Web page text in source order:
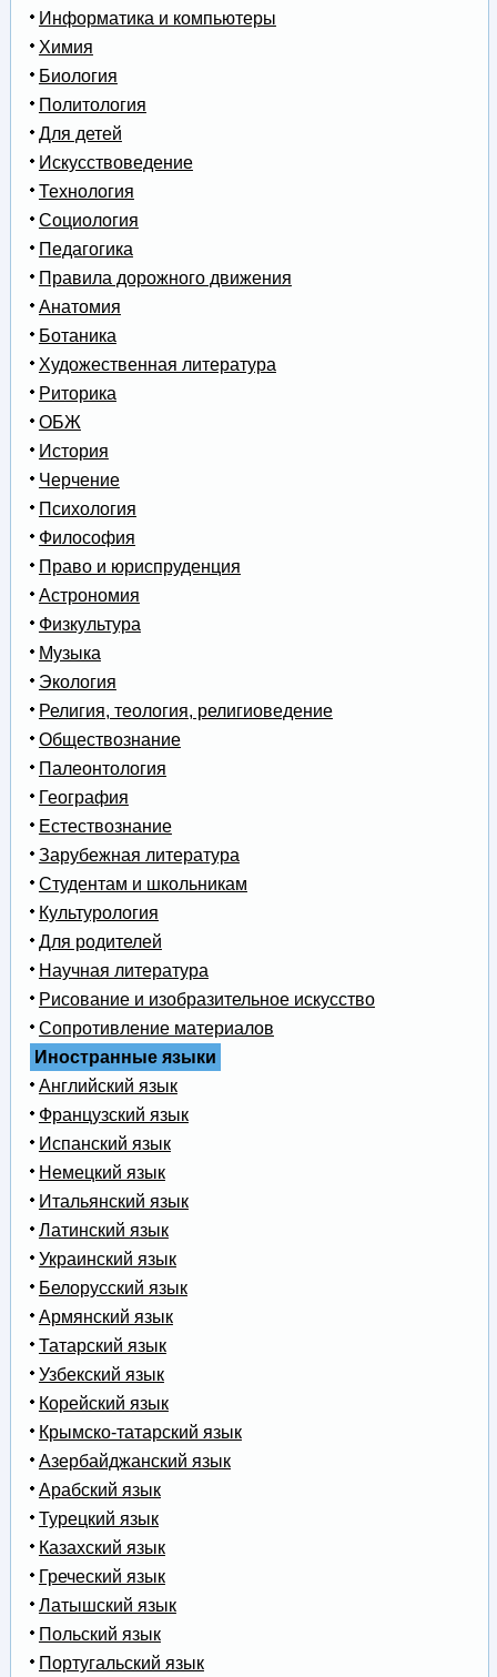
Информатика и компьютеры
Химия
Биология
Политология
Для детей
Искусствоведение
Технология
Социология
Педагогика
Правила дорожного движения
Анатомия
Ботаника
Художественная литература
Риторика
ОБЖ
История
Черчение
Психология
Философия
Право и юриспруденция
Астрономия
Физкультура
Музыка
Экология
Религия, теология, религиоведение
Обществознание
Палеонтология
География
Естествознание
Зарубежная литература
Студентам и школьникам
Культурология
Для родителей
Научная литература
Рисование и изобразительное искусство
Сопротивление материалов
Иностранные языки
Английский язык
Французский язык
Испанский язык
Немецкий язык
Итальянский язык
Латинский язык
Украинский язык
Белорусский язык
Армянский язык
Татарский язык
Узбекский язык
Корейский язык
Крымско-татарский язык
Азербайджанский язык
Арабский язык
Турецкий язык
Казахский язык
Греческий язык
Латышский язык
Польский язык
Португальский язык